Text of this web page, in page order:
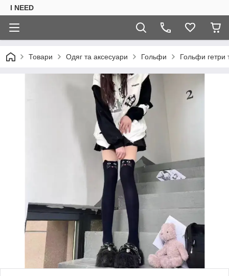
I NEED
Товари Одяг та аксесуари Гольфи Гольфи гетри